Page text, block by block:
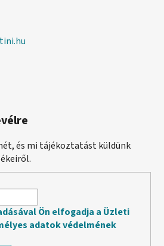
és mi tájékoztatást küldünk
Ön elfogadja a Üzleti
adatok védelmének